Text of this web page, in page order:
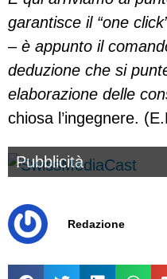
garantisce il “one
– è appunto il
deduzione che si
elaborazione delle
chiosa l’ingegnere.
Pubblicità
Redazione